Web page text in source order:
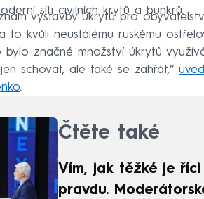
síti civilních krytů a bunkrů.
výstavby úkrytů pro
to kvůli neustálému ruskému
značné množství úkrytů
schovat, ale také se zahřát,“
.
Čtěte také
Vím, jak těžké je říci
pravdu.